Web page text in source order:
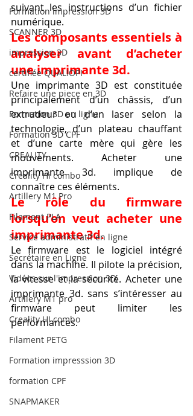
Formation impression 3D
SCANNER 3D
impression 3D
certifiée QUALIOPI
Refaire une piece en 3D
Formation 3D en ligne.
Formation 3D CPF
CREALITY,
Creality Hi combo
Artillery M1 Pro
Filament PLA
Service administratif en ligne
Secrétaire en Ligne
Vidéos sur l'impression 3D,
Artillery M1 pro
Creality HI combo
Filament PETG
Formation impresssion 3D
formation CPF
SNAPMAKER
suivant les instructions d’un fichier
numérique.
Les composants essentiels à
analyser avant d’acheter
une imprimante 3d.
Une imprimante 3D est constituée
principalement d’un châssis, d’un
extrudeur ou d’un laser selon la
technologie, d’un plateau chauffant
et d’une carte mère qui gère les
mouvements. Acheter une
imprimante 3d. implique de
connaître ces éléments.
Le rôle du firmware
lorsqu’on veut acheter une
imprimante 3d.
Le firmware est le logiciel intégré
dans la machine. Il pilote la précision,
la vitesse et la sécurité. Acheter une
imprimante 3d. sans s’intéresser au
firmware peut limiter les
performances.